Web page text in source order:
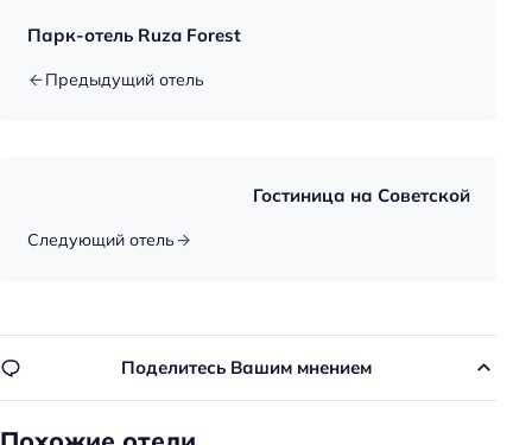
Джакузи
Хаммам
Сауна: бесплатно
Аквапарк
Парк-отель Ruza Forest
Предыдущий отель
Гостиница на Советской
Следующий отель
Поделитесь Вашим мнением